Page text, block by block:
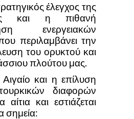
έλεγχος της
και η πιθανή
ενεργειακών
περιλαμβάνει την
του ορυκτού και
πλούτου μας.
και η επίλυση
διαφορών
αίτια και εστιάζεται
σημεία: